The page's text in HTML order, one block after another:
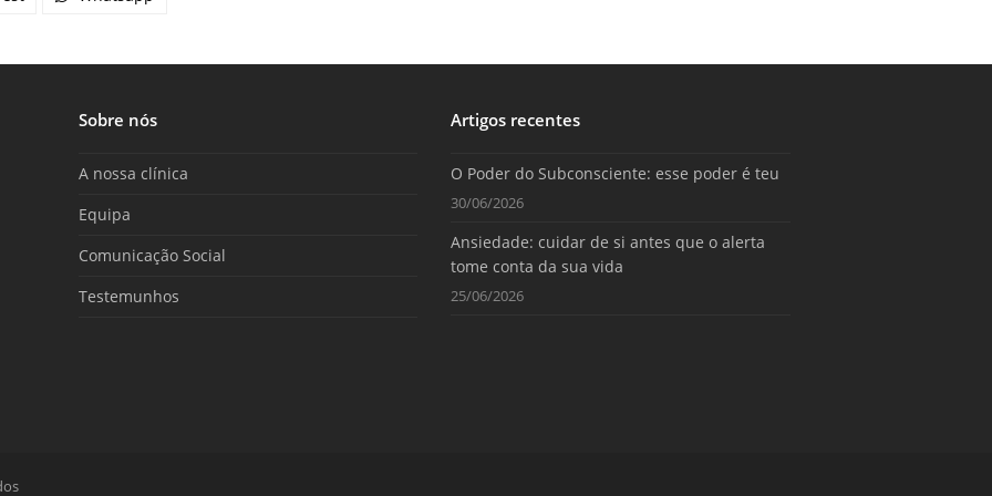
Sobre nós
A nossa clínica
Equipa
Comunicação Social
Testemunhos
Artigos recentes
O Poder do Subconsciente: esse poder é teu
30/06/2026
Ansiedade: cuidar de si antes que o alerta
tome conta da sua vida
25/06/2026